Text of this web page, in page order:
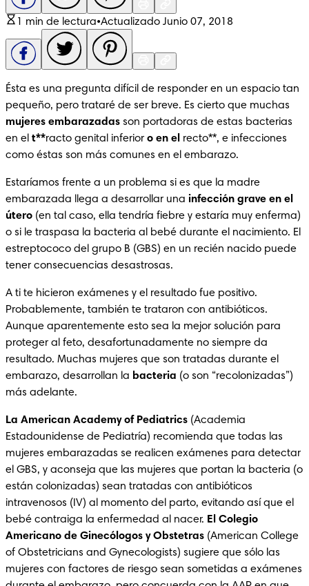
1 min de lectura•Actualizado Junio 07, 2018
Ésta es una pregunta difícil de responder en un espacio tan
mujeres embarazadas son portadoras de estas bacterias
en el t**racto genital inferior o en el recto**, e infecciones
como éstas son más comunes en el embarazo.
Estaríamos frente a un problema si es que la madre
embarazada llega a desarrollar una infección grave en el
útero (en tal caso, ella tendría fiebre y estaría muy enferma)
o si le traspasa la bacteria al bebé durante el nacimiento. El
estreptococo del grupo B (GBS) en un recién nacido puede
tener consecuencias desastrosas.
A ti te hicieron exámenes y el resultado fue positivo.
Probablemente, también te trataron con antibióticos.
Aunque aparentemente esto sea la mejor solución para
proteger al feto, desafortunadamente no siempre da
resultado. Muchas mujeres que son tratadas durante el
embarazo, desarrollan la bacteria (o son “recolonizadas”)
más adelante.
La American Academy of Pediatrics (Academia
Estadounidense de Pediatría) recomienda que todas las
mujeres embarazadas se realicen exámenes para detectar
el GBS, y aconseja que las mujeres que portan la bacteria (o
están colonizadas) sean tratadas con antibióticos
intravenosos (IV) al momento del parto, evitando así que el
bebé contraiga la enfermedad al nacer. El Colegio
Americano de Ginecólogos y Obstetras (American College
of Obstetricians and Gynecologists) sugiere que sólo las
mujeres con factores de riesgo sean sometidas a exámenes